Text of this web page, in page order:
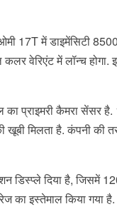
17T में डाइमेंसिटी
वेरिएंट में लॉन्च
का प्राइमरी कैमरा
मिलता है. कंपनी की
दिया है, जिसमें
इस्तेमाल किया गया है.